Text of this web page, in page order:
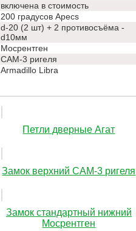
включена в стоимость
200 градусов Apecs
d-20 (2 шт) + 2 противосъёма -
d10мм
Мосрентген
САМ-3 ригеля
Аrmadillo Libra
Петли дверные Агат
Замок верхний САМ-3 ригеля
Замок стандартный нижний
Мосрентген